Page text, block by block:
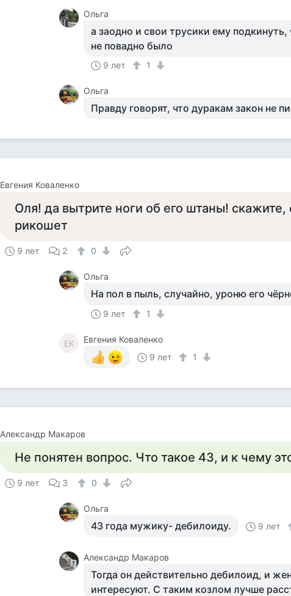
Ольга
а заодно и свои трусики ему
не повадно было
9 лет 1
Ольга
Правду говорят, что дуракам закон не
Евгения Коваленко
Оля! да вытрите ноги об его штаны! скажите,
рикошет
9 лет 2 0
Ольга
На пол в пыль, случайно, уроню его
9 лет 1
ЕК
Евгения Коваленко
9 лет
1
Александр Макаров
Не понятен вопрос. Что такое 43, и к чему
9 лет 3 0
Ольга
43 года мужику- дебилоиду. 9 лет
Александр Макаров
Тогда он действительно дебилоид, и
интересуют. С таким козлом лучше